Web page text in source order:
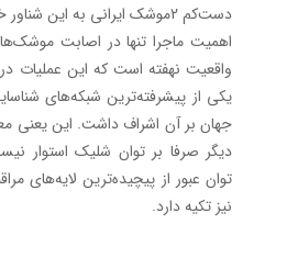
دست‌کم 2موشک ایرانی به این شناور خبر داد.
اهمیت ماجرا تنها در اصابت
واقعیت نهفته است که این عملیات
یکی از پیشرفته‌ترین شبکه‌های
جهان بر آن اشراف داشت. این یعنی
دیگر صرفا بر توان شلیک استوار
توان عبور از پیچیده‌ترین لایه‌های
نیز تکیه دارد.